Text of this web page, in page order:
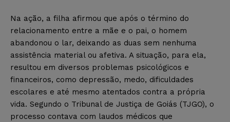
Na ação, a filha afirmou que após o término do
relacionamento entre a mãe e o pai, o homem
abandonou o lar, deixando as duas sem nenhuma
assistência material ou afetiva. A situação, para ela,
resultou em diversos problemas psicológicos e
financeiros, como depressão, medo, dificuldades
escolares e até mesmo atentados contra a própria
vida. Segundo o Tribunal de Justiça de Goiás (TJGO), o
processo contava com laudos médicos que